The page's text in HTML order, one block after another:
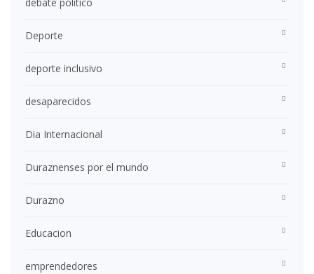
Deporte
deporte inclusivo
desaparecidos
Dia Internacional
Duraznenses por el mundo
Durazno
Educacion
emprendedores